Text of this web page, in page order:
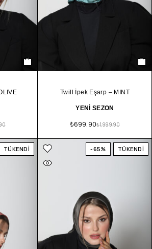
Twill İpek Eşarp – MINT
YENİ SEZON
₺1,999.90
₺699.90
TÜKENDİ -65% TÜKENDİ